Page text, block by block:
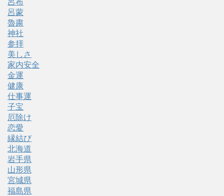
呂布
呂蒙
魯粛
神社
参拝
美しさ
家内安全
金運
健康
仕事運
子宝
厄除け
恋愛
縁結び
北海道
岩手県
山形県
宮城県
福島県